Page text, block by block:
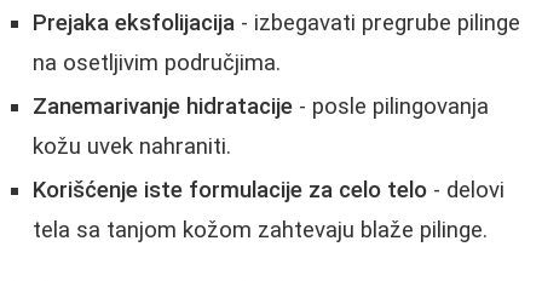
Prejaka eksfolijacija - izbegavati pregrube pilinge
na osetljivim područjima.
Zanemarivanje hidratacije - posle pilingovanja
kožu uvek nahraniti.
Korišćenje iste formulacije za celo telo - delovi
tela sa tanjom kožom zahtevaju blaže pilinge.